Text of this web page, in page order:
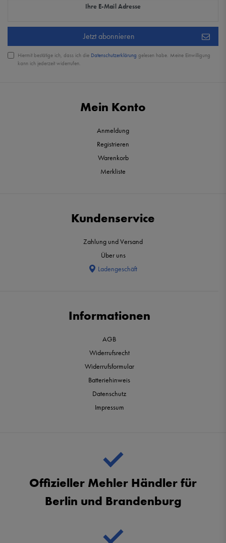
Mein Konto
Anmeldung
Registrieren
Warenkorb
Merkliste
Kundenservice
Zahlung und Versand
Über uns
Ladengeschäft
Informationen
AGB
Widerrufsrecht
Widerrufsformular
Batteriehinweis
Datenschutz
Impressum
Ihre E-Mail Adresse
Newsletter Honig
Jetzt abonnieren
Hiermit bestätige ich, dass ich die Daten­schutz­erklärung gelesen habe. Meine Einwilligung
kann ich jederzeit widerrufen.
Offizieller Mehler Händler für
Berlin und Brandenburg